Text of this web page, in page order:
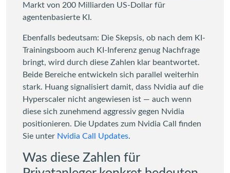
Markt von 200 Milliarden US-Dollar für
agentenbasierte KI.
Ebenfalls bedeutsam: Die Skepsis, ob nach dem KI-
Trainingsboom auch KI-Inferenz genug Nachfrage
bringt, wird durch diese Zahlen klar beantwortet.
Beide Bereiche entwickeln sich parallel weiterhin
stark. Huang signalisiert damit, dass Nvidia auf die
Hyperscaler nicht angewiesen ist — auch wenn
diese sich zunehmend aggressiv gegen Nvidia
positionieren. Die Updates zum Nvidia Call finden
Sie unter Nvidia Call Updates.
Was diese Zahlen für